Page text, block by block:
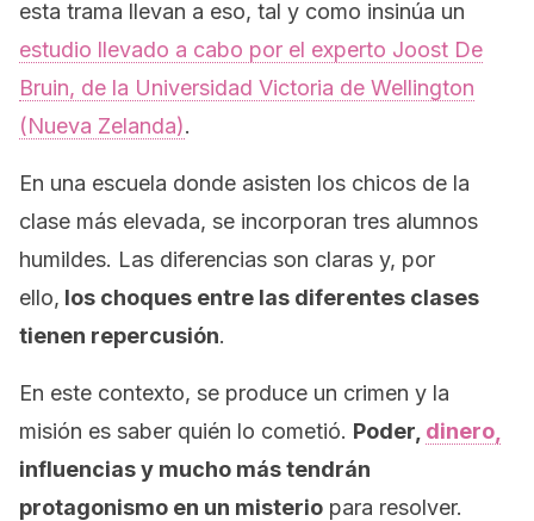
esta trama llevan a eso, tal y como insinúa un
estudio llevado a cabo por el experto Joost De
Bruin, de la Universidad Victoria de Wellington
(Nueva Zelanda).
En una escuela donde asisten los chicos de la
clase más elevada, se incorporan tres alumnos
humildes. Las diferencias son claras y, por
ello, los choques entre las diferentes clases
tienen repercusión.
En este contexto, se produce un crimen y la
misión es saber quién lo cometió. Poder, dinero,
influencias y mucho más tendrán
protagonismo en un misterio para resolver.